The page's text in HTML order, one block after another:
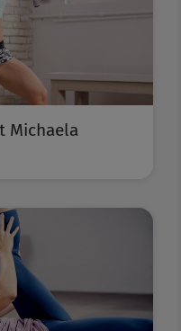
Michaela